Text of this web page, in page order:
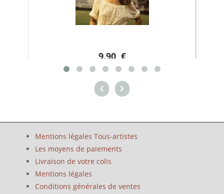
9.90 €
Mentions légales Tous-artistes
Les moyens de paiements
Livraison de votre colis
Mentions légales
Conditions générales de ventes